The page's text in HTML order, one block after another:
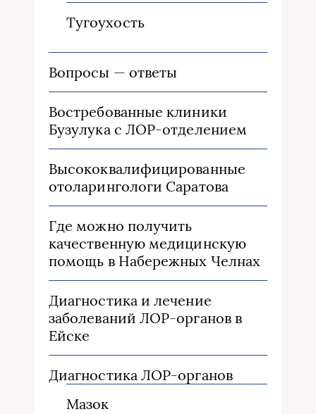
Тугоухость
Вопросы — ответы
Востребованные клиники
Бузулука с ЛОР-отделением
Высококвалифицированные
отоларингологи Саратова
Где можно получить
качественную медицинскую
помощь в Набережных Челнах
Диагностика и лечение
заболеваний ЛОР-органов в
Ейске
Диагностика ЛОР-органов
Мазок